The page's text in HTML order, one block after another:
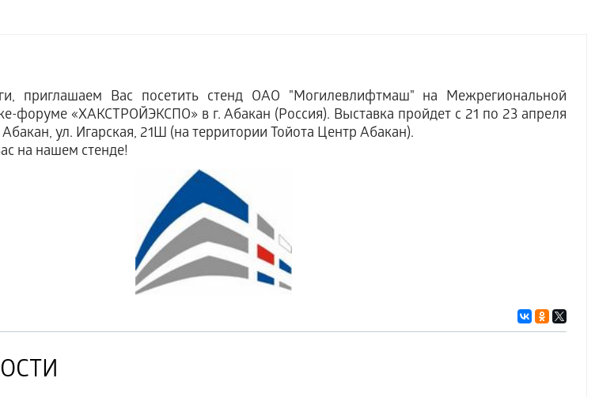
приглашаем Вас посетить стенд ОАО "Могилевлифтмаш" на Межрегиональной
форуме «ХАКСТРОЙЭКСПО» в г. Абакан (Россия). Выставка пройдет с 21 по 23 апреля
Абакан, ул. Игарская, 21Ш (на территории Тойота Центр Абакан).
на нашем стенде!